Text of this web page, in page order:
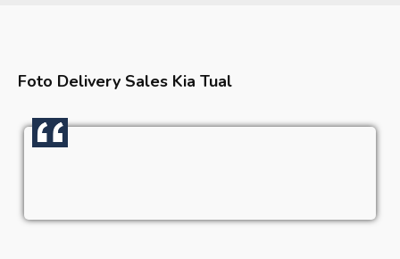
Foto Delivery Sales Kia Tual